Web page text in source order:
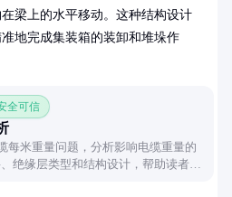
梁上的水平移动。这种结构设计
地完成集装箱的装卸和堆垛作
全可信
每米重量问题，分析影响电缆重量的
绝缘层类型和结构设计，帮助读者准